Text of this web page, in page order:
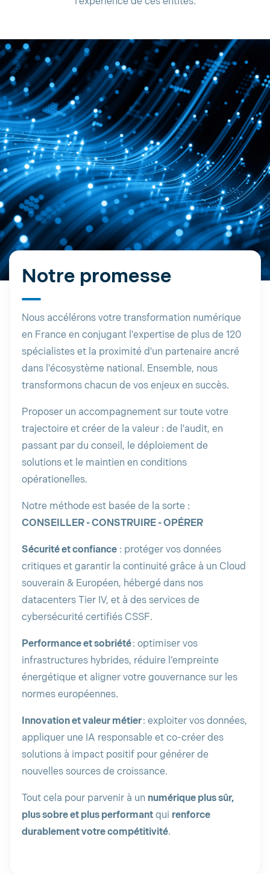
Notre promesse
Nous accélérons votre transformation numérique
en France en conjugant l'expertise de plus de 120
spécialistes et la proximité d'un partenaire ancré
dans l'écosystème national. Ensemble, nous
transformons chacun de vos enjeux en succès.
Proposer un accompagnement sur toute votre
trajectoire et créer de la valeur : de l'audit, en
passant par du conseil, le déploiement de
solutions et le maintien en conditions
opérationelles.
Notre méthode est basée de la sorte :
CONSEILLER - CONSTRUIRE - OPÉRER
Sécurité et confiance : protéger vos données
critiques et garantir la continuité grâce à un Cloud
souverain & Européen, hébergé dans nos
datacenters Tier IV, et à des services de
cybersécurité certifiés CSSF.
Performance et sobriété: optimiser vos
infrastructures hybrides, réduire l’empreinte
énergétique et aligner votre gouvernance sur les
normes européennes.
Innovation et valeur métier: exploiter vos données,
appliquer une IA responsable et co-créer des
solutions à impact positif pour générer de
nouvelles sources de croissance.
Tout cela pour parvenir à un numérique plus sûr,
plus sobre et plus performant qui renforce
durablement votre compétitivité.